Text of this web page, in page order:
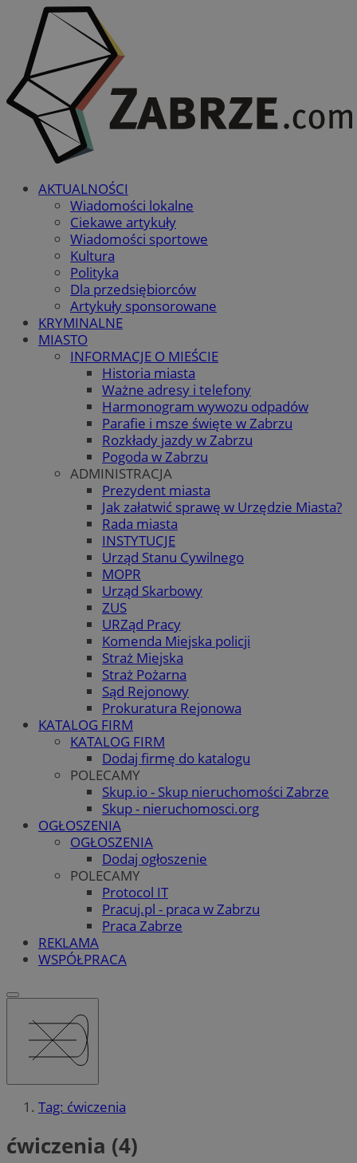
AKTUALNOŚCI
Wiadomości lokalne
Ciekawe artykuły
Wiadomości sportowe
Kultura
Polityka
Dla przedsiębiorców
Artykuły sponsorowane
KRYMINALNE
MIASTO
INFORMACJE O MIEŚCIE
Historia miasta
Ważne adresy i telefony
Harmonogram wywozu odpadów
Parafie i msze święte w Zabrzu
Rozkłady jazdy w Zabrzu
Pogoda w Zabrzu
ADMINISTRACJA
Prezydent miasta
Jak załatwić sprawę w Urzędzie Miasta?
Rada miasta
INSTYTUCJE
Urząd Stanu Cywilnego
MOPR
Urząd Skarbowy
ZUS
URZąd Pracy
Komenda Miejska policji
Straż Miejska
Straż Pożarna
Sąd Rejonowy
Prokuratura Rejonowa
KATALOG FIRM
KATALOG FIRM
Dodaj firmę do katalogu
POLECAMY
Skup.io - Skup nieruchomości Zabrze
Skup - nieruchomosci.org
OGŁOSZENIA
OGŁOSZENIA
Dodaj ogłoszenie
POLECAMY
Protocol IT
Pracuj.pl - praca w Zabrzu
Praca Zabrze
REKLAMA
WSPÓŁPRACA
Tag: ćwiczenia
ćwiczenia (4)